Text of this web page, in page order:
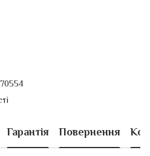
Гарантія Повернення